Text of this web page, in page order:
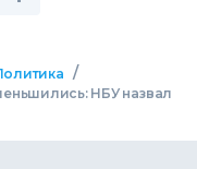
/
НБУ назвал